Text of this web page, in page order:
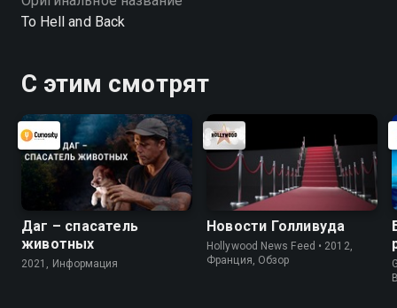
To Hell and Back
С этим смотрят
Даг – спасатель
животных
2021, Информация
Новости Голливуда
Hollywood News Feed • 2012,
Франция, Обзор